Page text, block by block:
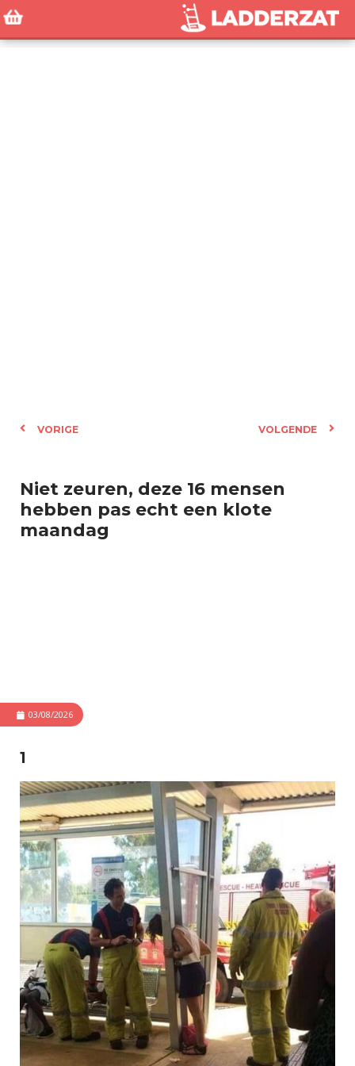
VORIGE VOLGENDE
Niet zeuren, deze 16 mensen
hebben pas echt een klote
maandag
03/08/2026
1